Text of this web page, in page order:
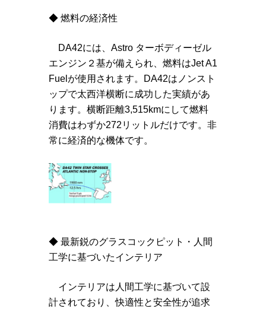
◆ 燃料の経済性
DA42には、Astro ターボディーゼル
エンジン２基が備えられ、燃料はJet A1
Fuelが使用されます。DA42はノンスト
ップで太西洋横断に成功した実績があ
ります。横断距離3,515kmにして燃料
消費はわずか272リットルだけです。非
常に経済的な機体です。
◆ 最新鋭のグラスコックピット・人間
工学に基づいたインテリア
インテリアは人間工学に基づいて設
計されており、快適性と安全性が追求